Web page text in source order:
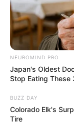
Tua Casa
NEUROMIND PRO
Japan's Oldest
Stop Eating These
BUZZ DAY
Colorado Elk's
Tire